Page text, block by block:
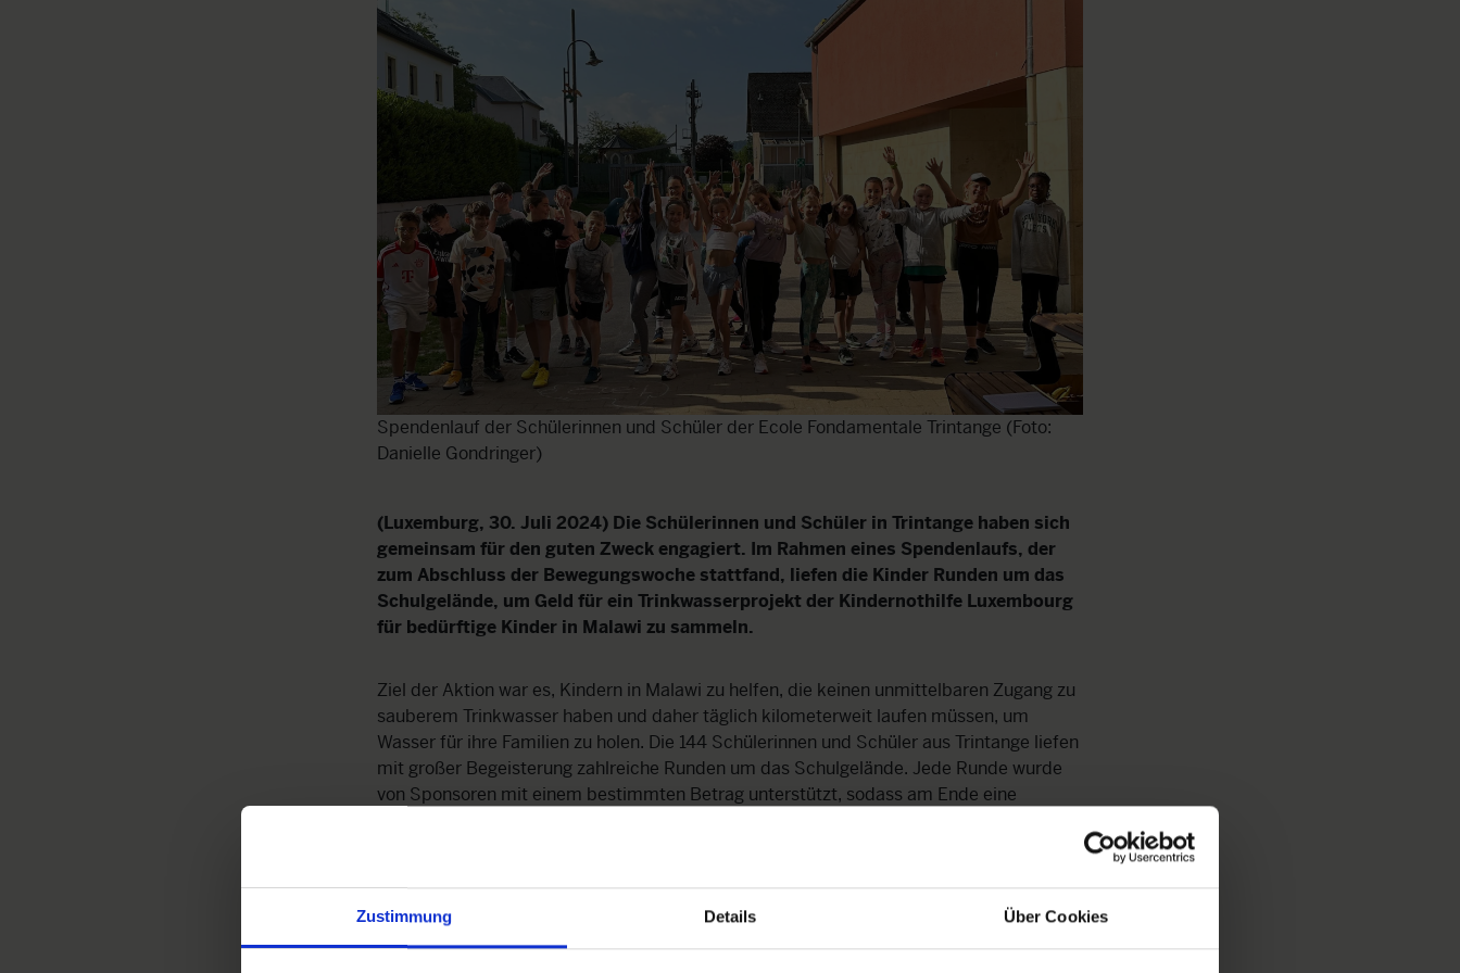
Zustimmung Details Über Cookies
Spendenlauf der Schülerinnen und Schüler der Ecole Fondamentale Trintange (Foto:
Danielle Gondringer)
(Luxemburg, 30. Juli 2024) Die Schülerinnen und Schüler in Trintange haben sich
gemeinsam für den guten Zweck engagiert. Im Rahmen eines Spendenlaufs, der
zum Abschluss der Bewegungswoche stattfand, liefen die Kinder Runden um das
Schulgelände, um Geld für ein Trinkwasserprojekt der Kindernothilfe Luxembourg
für bedürftige Kinder in Malawi zu sammeln.
Ziel der Aktion war es, Kindern in Malawi zu helfen, die keinen unmittelbaren Zugang zu
sauberem Trinkwasser haben und daher täglich kilometerweit laufen müssen, um
Wasser für ihre Familien zu holen. Die 144 Schülerinnen und Schüler aus Trintange liefen
mit großer Begeisterung zahlreiche Runden um das Schulgelände. Jede Runde wurde
von Sponsoren mit einem bestimmten Betrag unterstützt, sodass am Ende eine
einsetzt.